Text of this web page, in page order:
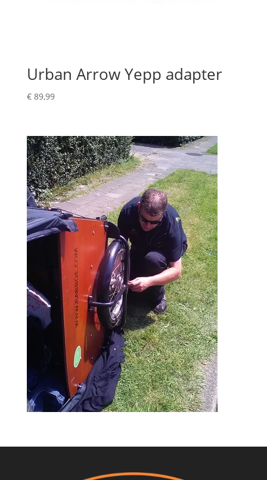
Urban Arrow Yepp adapter
€89,99